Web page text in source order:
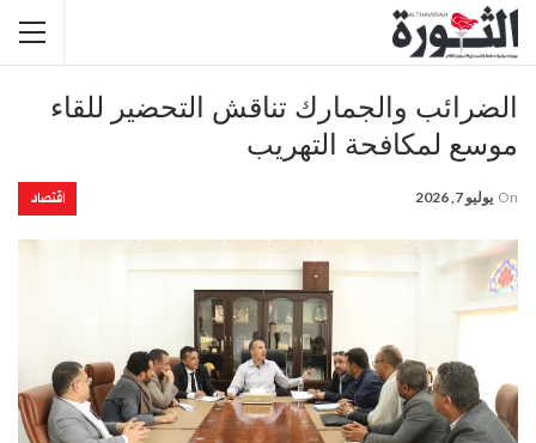
الضرائب والجمارك تناقش التحضير للقاء
موسع لمكافحة التهريب
اقتصاد On يوليو 7, 2026